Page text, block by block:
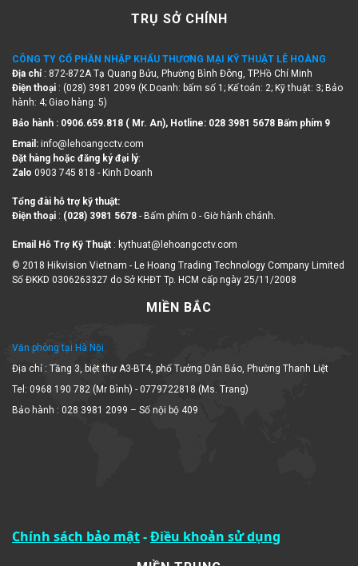
TRỤ SỞ CHÍNH
Địa chỉ : 872-872A Tạ Quang Bửu, Phường Bình Đông, TP.Hồ Chí Minh
Điện thoại : (028) 3981 2099 (K.Doanh: bấm số 1; Kế toán: 2; Kỹ thuật: 3; Bảo
hành: 4; Giao hàng: 5)
Đặt hàng hoặc đăng ký đại lý:
Zalo 0903 745 818 - Kinh Doanh
Điện thoại:(028) 3981 5678
Số ĐKKD 0306263327 do Sở KHĐT Tp. HCM cấp ngày 25/11/2008
MIỀN BẮC
Văn phòng tại Hà Nội
Địa chỉ : Tầng 3, biệt thự A3-BT4, phố Tưởng Dân Bảo, Phường Thanh Liệt
Tel: 0968 190 782 (Mr Bình) - 0779722818 (Ms. Trang)
Bảo hành : 028 3981 2099 – Số nội bộ 409
Chính sách bảo mật Điều khoản sử dụng
MIỀN TRUNG